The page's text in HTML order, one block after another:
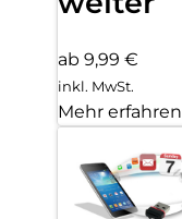
ab 9,99 €
inkl. MwSt.
Mehr erfahren